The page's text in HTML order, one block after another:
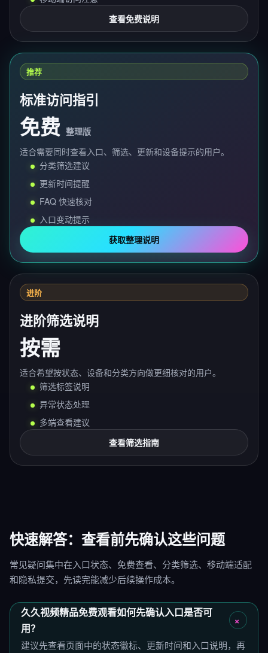
查看免费说明
推荐
标准访问指引
免费 整理版
适合需要同时查看入口、筛选、更新和设备提示的用户。
分类筛选建议
更新时间提醒
FAQ 快速核对
入口变动提示
获取整理说明
进阶
进阶筛选说明
按需
适合希望按状态、设备和分类方向做更细核对的用户。
筛选标签说明
异常状态处理
多端查看建议
查看筛选指南
快速解答：查看前先确认这些问题
常见疑问集中在入口状态、免费查看、分类筛选、移动端适配
和隐私提交，先读完能减少后续操作成本。
久久视频精品免费观看如何先确认入口是否可
用？
建议先查看页面中的状态徽标、更新时间和入口说明，再